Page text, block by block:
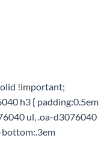
!important;
h3 { padding:0.5em
ul, .oa-d3076040